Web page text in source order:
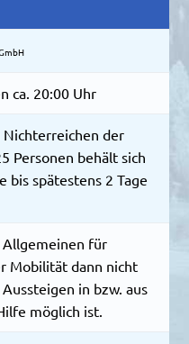
ca. 20:00 Uhr
Nichterreichen der
Personen behält sich
bis spätestens 2 Tage
Allgemeinen für
Mobilität dann nicht
in bzw. aus
möglich ist.